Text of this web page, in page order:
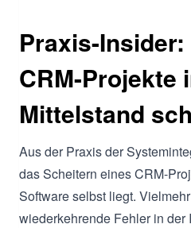
Praxis-
CRM-Projekte
Mittelstand
Aus der Praxis der
das Scheitern eines CRM-
Software selbst liegt.
wiederkehrende Fehler in der